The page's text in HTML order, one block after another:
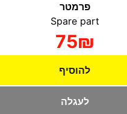
פרמטר
75₪
להוסיף
לעגלה